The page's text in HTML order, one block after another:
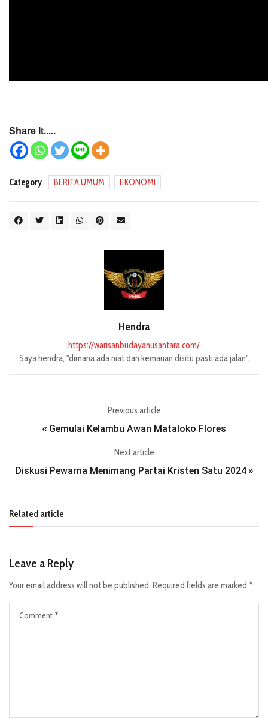
Share It.....
Category BERITA UMUM EKONOMI
Hendra
https://warisanbudayanusantara.com/
Saya hendra, "dimana ada niat dan kemauan disitu pasti ada jalan".
Previous article
« Gemulai Kelambu Awan Mataloko Flores
Next article
Diskusi Pewarna Menimang Partai Kristen Satu 2024»
Related article
Leave a Reply
Your email address will not be published. Required fields are marked *